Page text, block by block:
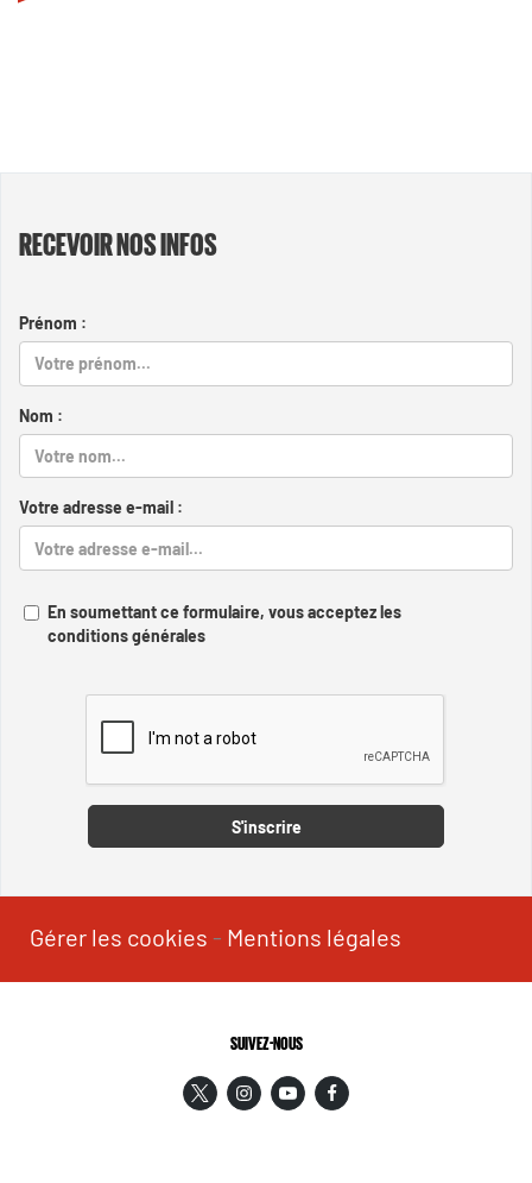
RECEVOIR NOS INFOS
Prénom :
Nom :
Votre adresse e-mail :
En soumettant ce formulaire, vous acceptez les
conditions générales
S'inscrire
Gérer les cookies - Mentions légales
SUIVEZ-NOUS